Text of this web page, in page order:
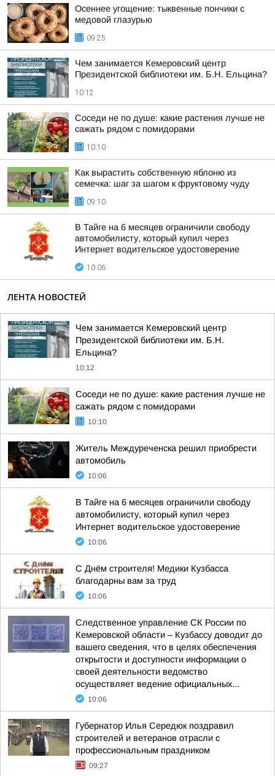
Осеннее угощение: тыквенные пончики с
медовой глазурью
09:25
Чем занимается Кемеровский центр
Президентской библиотеки им. Б.Н. Ельцина?
10:12
Соседи не по душе: какие растения лучше не
сажать рядом с помидорами
10:10
Как вырастить собственную яблоню из
семечка: шаг за шагом к фруктовому чуду
09:10
В Тайге на 6 месяцев ограничили свободу
автомобилисту, который купил через
Интернет водительское удостоверение
10:06
ЛЕНТА НОВОСТЕЙ
Чем занимается Кемеровский центр
Президентской библиотеки им. Б.Н.
Ельцина?
10:12
Соседи не по душе: какие растения лучше не
сажать рядом с помидорами
10:10
Житель Междуреченска решил приобрести
автомобиль
10:06
В Тайге на 6 месяцев ограничили свободу
автомобилисту, который купил через
Интернет водительское удостоверение
10:06
С Днём строителя! Медики Кузбасса
благодарны вам за труд
10:06
Следственное управление СК России по
Кемеровской области – Кузбассу доводит до
вашего сведения, что в целях обеспечения
открытости и доступности информации о
своей деятельности ведомство
осуществляет ведение официальных...
10:06
Губернатор Илья Середюк поздравил
строителей и ветеранов отрасли с
профессиональным праздником
09:27